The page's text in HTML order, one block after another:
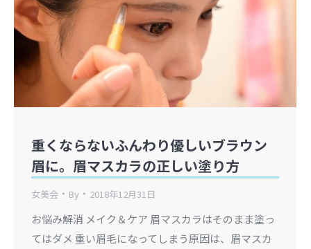
重くならないふんわり優しいブラウン
眉に。眉マスカラの正しい塗り方
女美会 By 2018年12月31日
お悩み解消 メイク＆ケア 眉マスカラはそのまま塗っ
てはダメ 重い眉毛になってしまう原因は、眉マスカ